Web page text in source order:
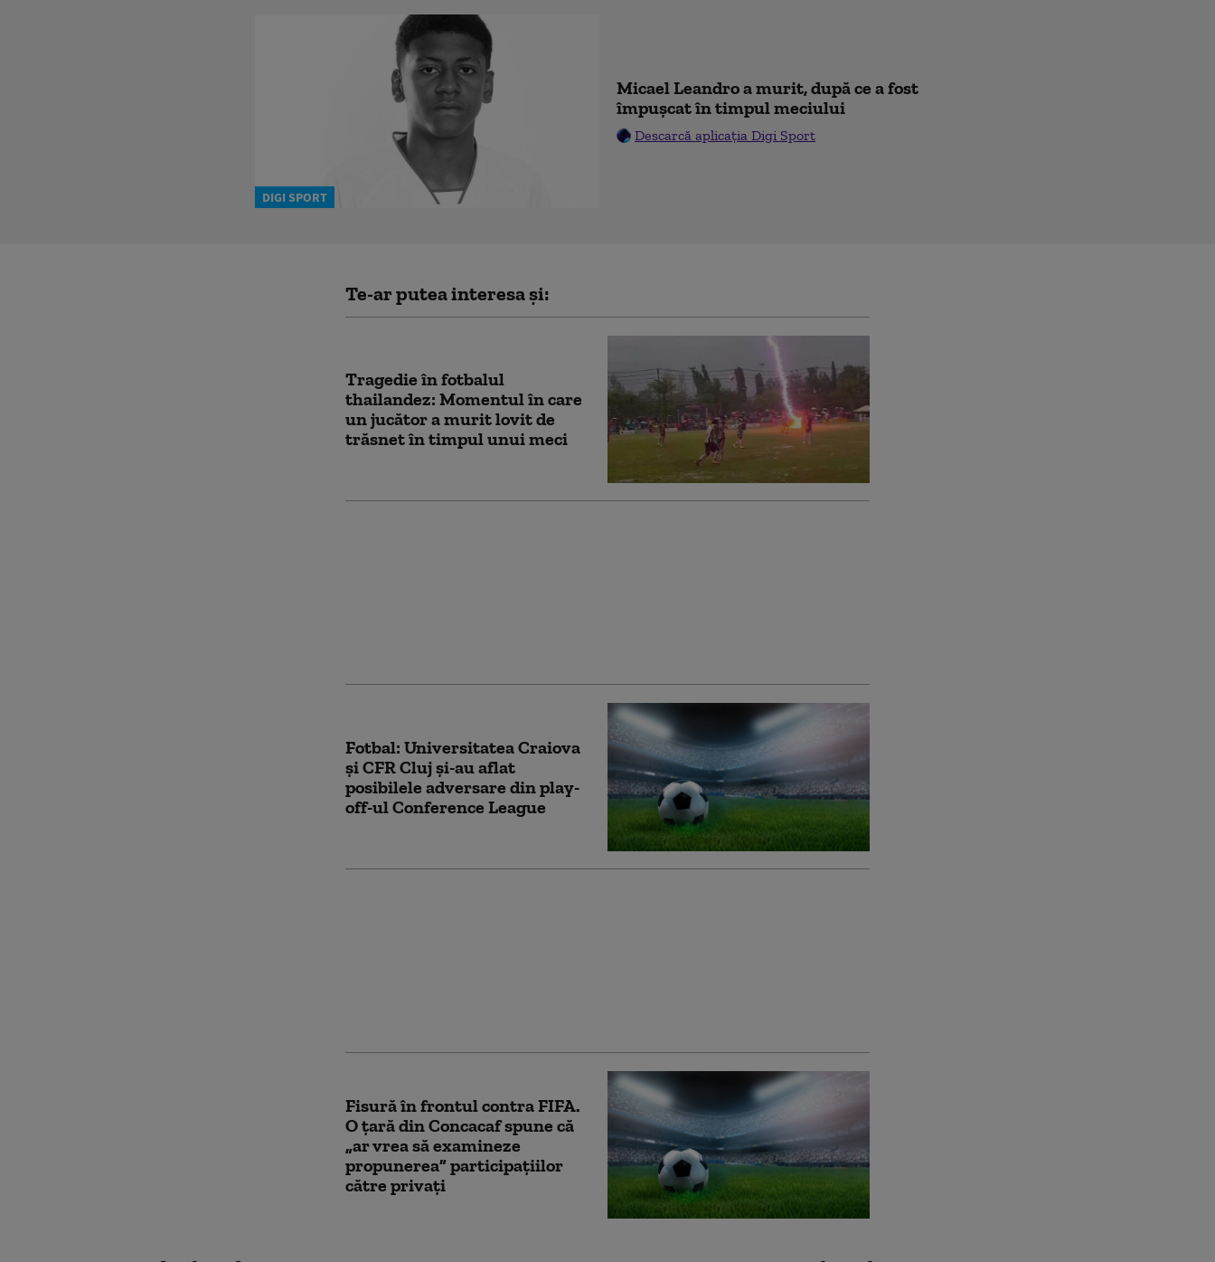
DIGI SPORT
Micael Leandro a murit, după ce a fost
împușcat în timpul meciului
Descarcă aplicația Digi Sport
Te-ar putea interesa și:
Tragedie în fotbalul
thailandez: Momentul în care
un jucător a murit lovit de
trăsnet în timpul unui meci
Fotbal: Universitatea Craiova
şi CFR Cluj şi-au aflat
posibilele adversare din play-
off-ul Conference League
Fisură în frontul contra FIFA.
O țară din Concacaf spune că
„ar vrea să examineze
propunerea” participațiilor
către privați